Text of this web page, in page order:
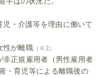
・介護等を理由に働いて
性が離職 （※2）
正規雇用者（男性雇用者
・育児等による離職後の